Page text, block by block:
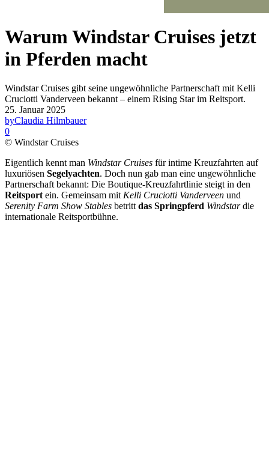
Warum Windstar Cruises jetzt
in Pferden macht
Windstar Cruises gibt seine ungewöhnliche Partnerschaft mit Kelli
Cruciotti Vanderveen bekannt – einem Rising Star im Reitsport.
25. Januar 2025
byClaudia Hilmbauer
0
© Windstar Cruises
Eigentlich kennt man Windstar Cruises für intime Kreuzfahrten auf
luxuriösen Segelyachten. Doch nun gab man eine ungewöhnliche
Partnerschaft bekannt: Die Boutique-Kreuzfahrtlinie steigt in den
Reitsport ein. Gemeinsam mit Kelli Cruciotti Vanderveen und
Serenity Farm Show Stables betritt das Springpferd Windstardie
internationale Reitsportbühne.